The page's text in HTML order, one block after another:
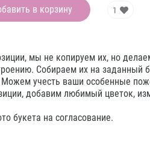
в корзину 1
мы не копируем их, но
Собираем их на заданный
учесть ваши особенные
добавим любимый цветок,
букета на согласование.